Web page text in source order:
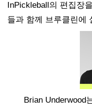
InPickleball의 편집장
들과 함께 브루클린에
Brian Underwood